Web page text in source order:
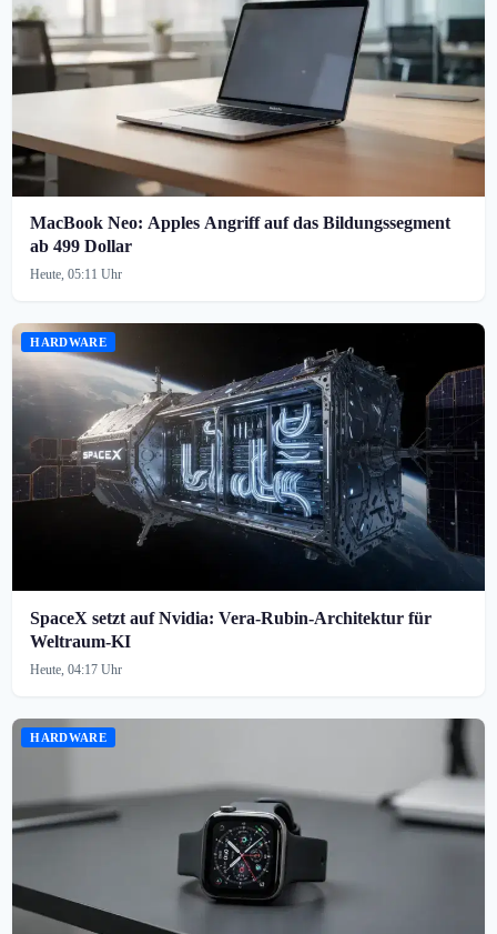
MacBook Neo: Apples Angriff auf das Bildungssegment
ab 499 Dollar
Heute, 05:11 Uhr
HARDWARE
SpaceX setzt auf Nvidia: Vera-Rubin-Architektur für
Weltraum-KI
Heute, 04:17 Uhr
HARDWARE